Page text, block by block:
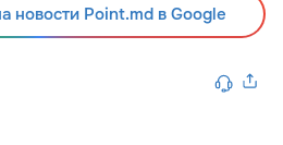
новости Point.md в Google